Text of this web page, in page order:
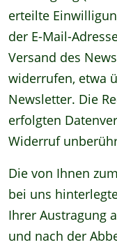
erteilte
der E-Mail-
Versand des
widerrufen, etwa
Newsletter. Die
erfolgten
Widerruf
Die von Ihnen
bei uns
Ihrer Austragung
und nach der